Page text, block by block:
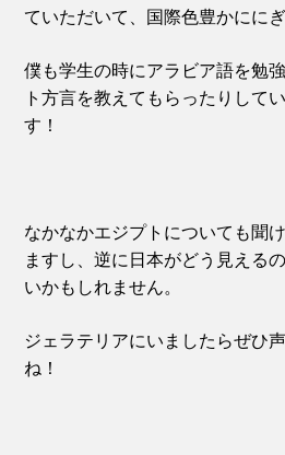
ていただいて、国際色豊かにに
僕も学生の時にアラビア語を勉
ト方言を教えてもらったりして
す！
なかなかエジプトについても聞
ますし、逆に日本がどう見える
いかもしれません。
ジェラテリアにいましたらぜひ
ね！